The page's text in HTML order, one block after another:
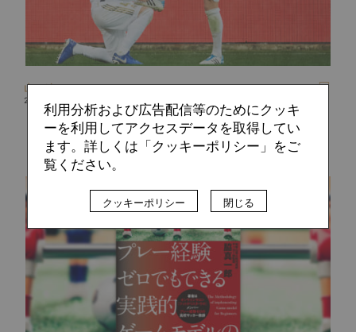
山口 遼
2020.05.30
「セットプレー」はゲームモデルに含まれるか？
利用分析および広告配信等のためにクッキ
ーを利用してアクセスデータを取得してい
ます。詳しくは「クッキーポリシー」をご
覧ください。
クッキーポリシー 閉じる